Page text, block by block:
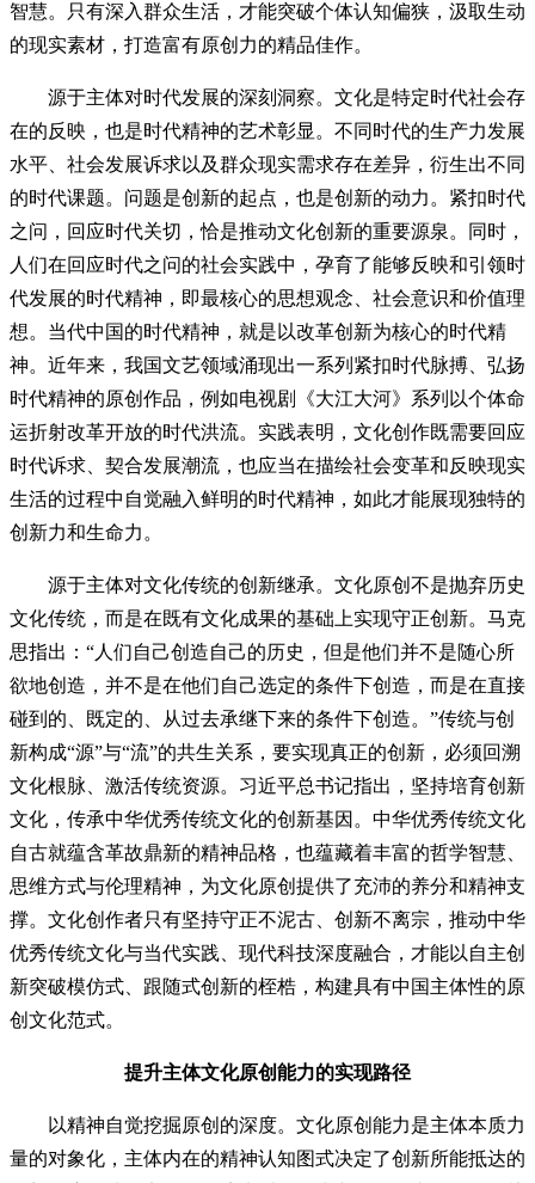
智慧。只有深入群众生活，才能突破个体认知偏狭，汲取生动
的现实素材，打造富有原创力的精品佳作。
源于主体对时代发展的深刻洞察。文化是特定时代社会存
在的反映，也是时代精神的艺术彰显。不同时代的生产力发展
水平、社会发展诉求以及群众现实需求存在差异，衍生出不同
的时代课题。问题是创新的起点，也是创新的动力。紧扣时代
之问，回应时代关切，恰是推动文化创新的重要源泉。同时，
人们在回应时代之问的社会实践中，孕育了能够反映和引领时
代发展的时代精神，即最核心的思想观念、社会意识和价值理
想。当代中国的时代精神，就是以改革创新为核心的时代精
神。近年来，我国文艺领域涌现出一系列紧扣时代脉搏、弘扬
时代精神的原创作品，例如电视剧《大江大河》系列以个体命
运折射改革开放的时代洪流。实践表明，文化创作既需要回应
时代诉求、契合发展潮流，也应当在描绘社会变革和反映现实
生活的过程中自觉融入鲜明的时代精神，如此才能展现独特的
创新力和生命力。
源于主体对文化传统的创新继承。文化原创不是抛弃历史
文化传统，而是在既有文化成果的基础上实现守正创新。马克
思指出：“人们自己创造自己的历史，但是他们并不是随心所
欲地创造，并不是在他们自己选定的条件下创造，而是在直接
碰到的、既定的、从过去承继下来的条件下创造。”传统与创
新构成“源”与“流”的共生关系，要实现真正的创新，必须回溯
文化根脉、激活传统资源。习近平总书记指出，坚持培育创新
文化，传承中华优秀传统文化的创新基因。中华优秀传统文化
自古就蕴含革故鼎新的精神品格，也蕴藏着丰富的哲学智慧、
思维方式与伦理精神，为文化原创提供了充沛的养分和精神支
撑。文化创作者只有坚持守正不泥古、创新不离宗，推动中华
优秀传统文化与当代实践、现代科技深度融合，才能以自主创
新突破模仿式、跟随式创新的桎梏，构建具有中国主体性的原
创文化范式。
提升主体文化原创能力的实现路径
以精神自觉挖掘原创的深度。文化原创能力是主体本质力
量的对象化，主体内在的精神认知图式决定了创新所能抵达的